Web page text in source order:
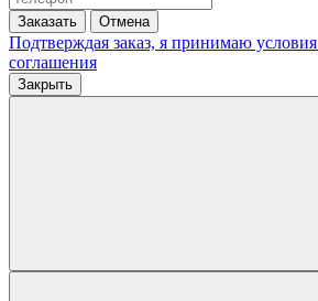
Заказать Отмена
Подтверждая заказ, я принимаю условия
соглашения
Закрыть